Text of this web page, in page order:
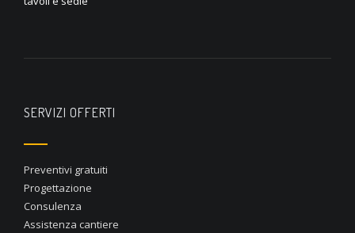
SERVIZI OFFERTI
Preventivi gratuiti
Progettazione
Consulenza
Assistenza cantiere